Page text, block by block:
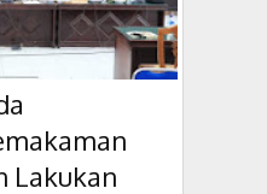
Lakukan